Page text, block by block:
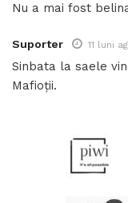
Nu a mai fost
Suporter 11 luni
Sinbata la saele
Mafioții.